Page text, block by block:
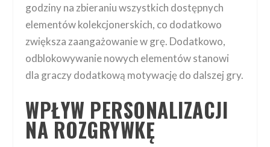
godziny na zbieraniu wszystkich dostępnych
elementów kolekcjonerskich, co dodatkowo
zwiększa zaangażowanie w grę. Dodatkowo,
odblokowywanie nowych elementów stanowi
dla graczy dodatkową motywację do dalszej gry.
WPŁYW PERSONALIZACJI
NA ROZGRYWKĘ